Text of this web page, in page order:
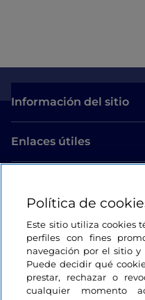
Información del sitio
Enlaces útiles
Estamos en contacto
Política de
Este sitio utiliza cookies
perfiles con fines
navegación por el sitio y
Puede decidir qué
prestar, rechazar o
cualquier momento